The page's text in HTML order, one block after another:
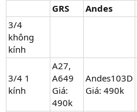
GRS
Andes
3/4
không
kính
3/4 1
kính
A27,
A649
Giá:
490k
Andes103D
Giá: 490k